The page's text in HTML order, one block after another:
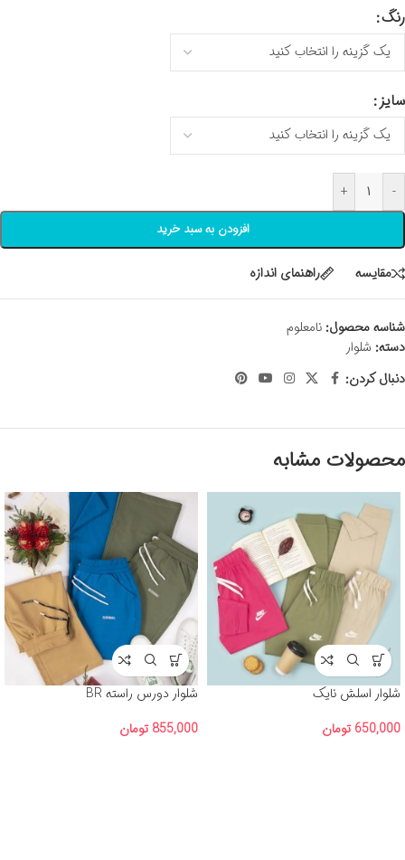
رنگ
سایز
-
+
افزودن به سبد خرید
مقايسه راهنمای اندازه
شناسه محصول: نامعلوم
دسته: شلوار
دنبال کردن:
محصولات مشابه
شلوار اسلش نایک
650,000 تومان
شلوار دورس راسته BR
855,000 تومان